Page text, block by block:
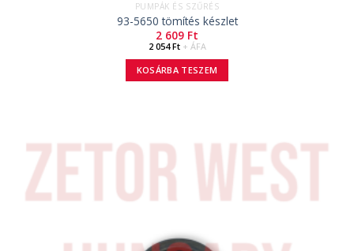
PUMPÁK ÉS SZŰRÉS
93-5650 tömítés készlet
2 609 Ft
2 054Ft+ ÁFA
KOSÁRBA TESZEM